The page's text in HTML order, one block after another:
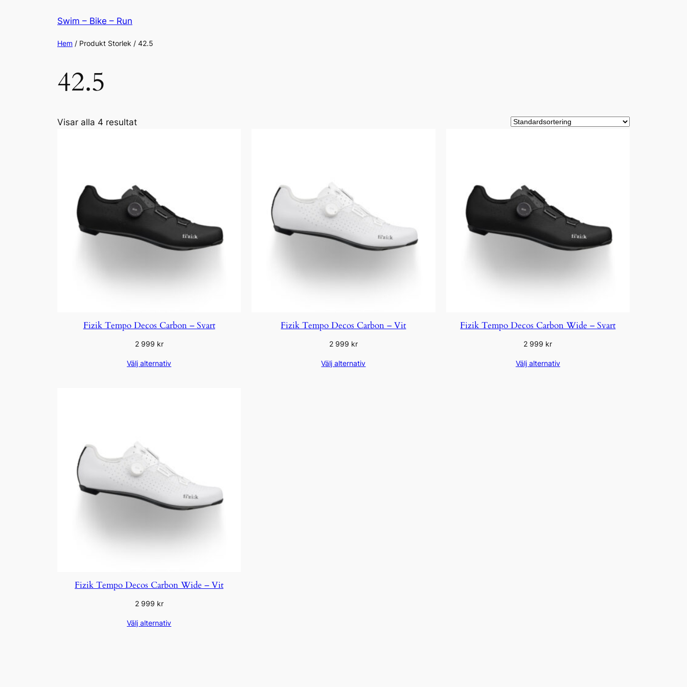
Swim – Bike – Run
Hem / Produkt Storlek / 42.5
42.5
Visar alla 4 resultat
Fizik Tempo Decos Carbon – Svart
2 999 kr
Välj alternativ
Fizik Tempo Decos Carbon – Vit
2 999 kr
Välj alternativ
Fizik Tempo Decos Carbon Wide – Svart
2 999 kr
Välj alternativ
Fizik Tempo Decos Carbon Wide – Vit
2 999 kr
Välj alternativ